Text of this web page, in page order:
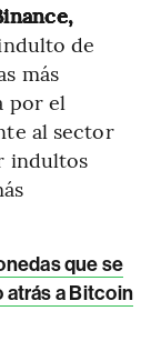
de
más
por el
al sector
indultos
que se
atrás a Bitcoin